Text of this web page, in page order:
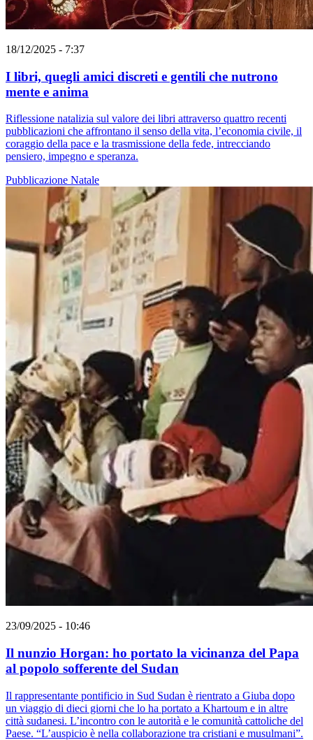
18/12/2025 - 7:37
I libri, quegli amici discreti e gentili che nutrono
mente e anima
Riflessione natalizia sul valore dei libri attraverso quattro recenti
pubblicazioni che affrontano il senso della vita, l’economia civile, il
coraggio della pace e la trasmissione della fede, intrecciando
pensiero, impegno e speranza.
Pubblicazione Natale
23/09/2025 - 10:46
Il nunzio Horgan: ho portato la vicinanza del Papa
al popolo sofferente del Sudan
Il rappresentante pontificio in Sud Sudan è rientrato a Giuba dopo
un viaggio di dieci giorni che lo ha portato a Khartoum e in altre
città sudanesi. L’incontro con le autorità e le comunità cattoliche del
Paese. “L’auspicio è nella collaborazione tra cristiani e musulmani”.